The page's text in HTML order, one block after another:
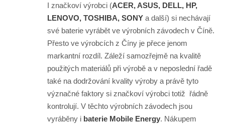
I značkoví výrobci (ACER, ASUS, DELL, HP,
LENOVO, TOSHIBA, SONYa další) si nechávají
své baterie vyrábět ve výrobních závodech v Číně.
Přesto ve výrobcích z Číny je přece jenom
markantní rozdíl. Záleží samozřejmě na kvalitě
použitých materiálů při výrobě a v neposlední řadě
také na dodržování kvality výroby a právě tyto
význačné faktory si značkoví výrobci totiž řádně
kontrolují. V těchto výrobních závodech jsou
vyráběny i baterie Mobile Energy. Nákupem